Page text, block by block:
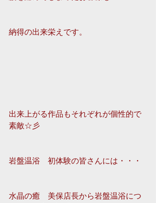
納得の出来栄えです。
出来上がる作品もそれぞれが個性的で
素敵☆彡
岩盤温浴　初体験の皆さんには・・・
水晶の癒　美保店長から岩盤温浴につ